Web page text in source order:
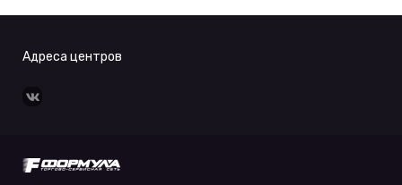
Адреса центров